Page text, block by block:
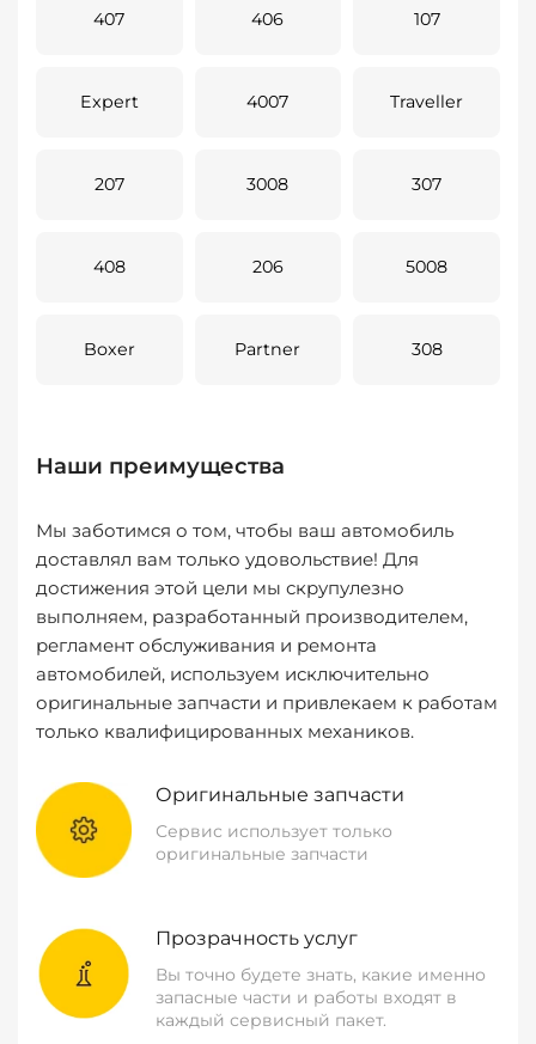
407 406 107
Expert 4007 Traveller
207 3008 307
408 206 5008
Boxer Partner 308
Наши преимущества
Мы заботимся о том, чтобы ваш автомобиль
доставлял вам только удовольствие! Для
достижения этой цели мы скрупулезно
выполняем, разработанный производителем,
регламент обслуживания и ремонта
автомобилей, используем исключительно
оригинальные запчасти и привлекаем к работам
только квалифицированных механиков.
Оригинальные запчасти
Сервис использует только
оригинальные запчасти
Прозрачность услуг
Вы точно будете знать, какие именно
запасные части и работы входят в
каждый сервисный пакет.